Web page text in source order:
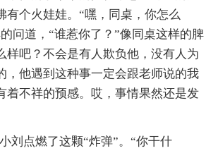
有个火娃娃。“嘿，同桌，你怎么
问道，“谁惹你了？”像同桌这样的脾
样吧？不会是有人欺负他，没有人为
，他遇到这种事一定会跟老师说的我
着不祥的预感。哎，事情果然还是发
点燃了这颗“炸弹”。“你干什